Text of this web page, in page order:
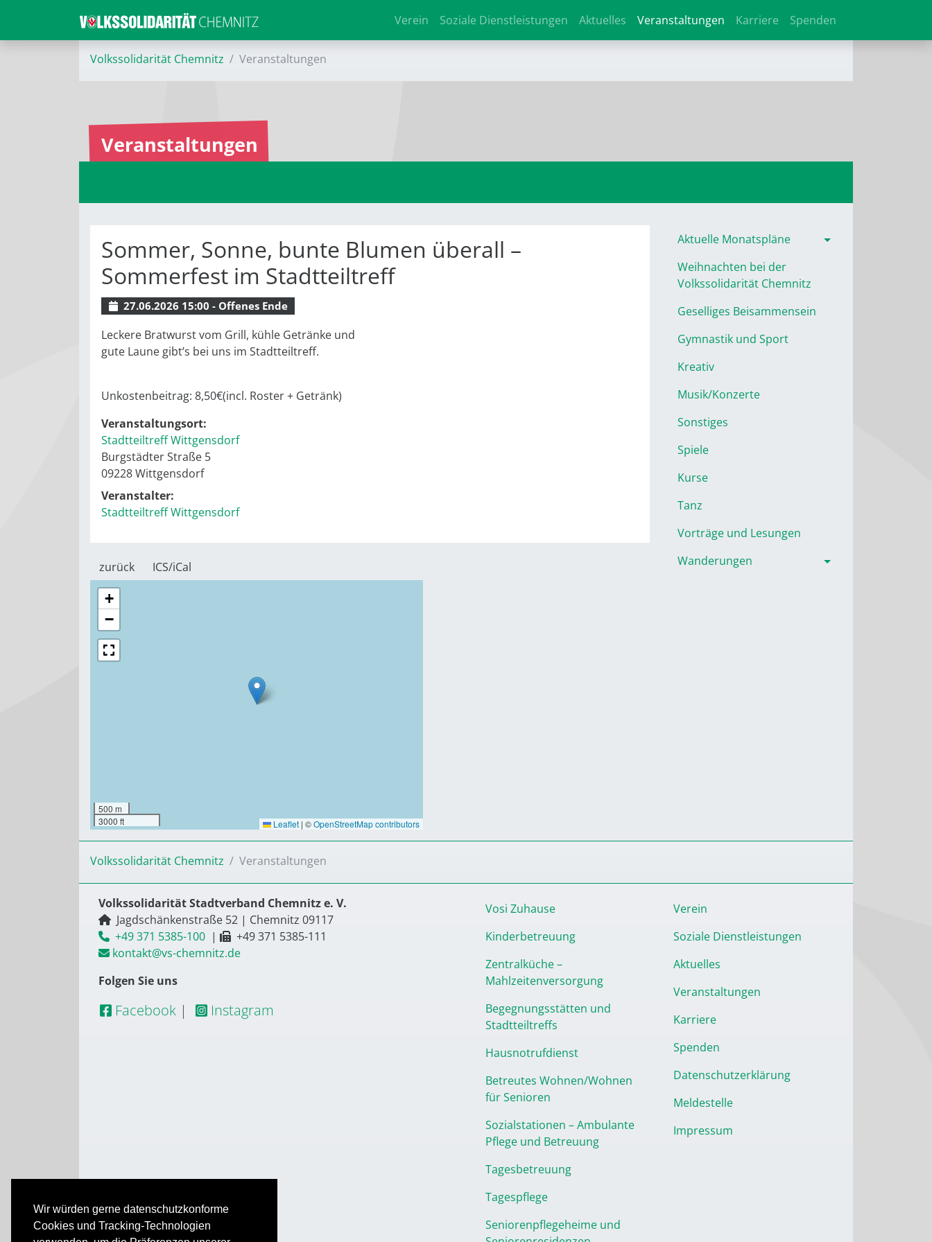
Wir würden gerne datenschutzkonforme
Cookies und Tracking-Technologien
Verein Soziale Dienstleistungen Aktuelles Veranstaltungen Karriere Spenden
Volkssolidarität Chemnitz Veranstaltungen
Veranstaltungen
Aktuelle Monatspläne
Weihnachten bei der
Volkssolidarität Chemnitz
Geselliges Beisammensein
Gymnastik und Sport
Kreativ
Musik/Konzerte
Sonstiges
Spiele
Kurse
Tanz
Vorträge und Lesungen
Wanderungen
Sommer, Sonne, bunte Blumen überall –
Sommerfest im Stadtteiltreff
27.06.2026 15:00 - Offenes Ende
Leckere Bratwurst vom Grill, kühle Getränke und
gute Laune gibt’s bei uns im Stadtteiltreff.
Unkostenbeitrag: 8,50€(incl. Roster + Getränk)
Veranstaltungsort:
Stadtteiltreff Wittgensdorf
Burgstädter Straße 5
09228 Wittgensdorf
Veranstalter:
Stadtteiltreff Wittgensdorf
zurück ICS/iCal
+
−
500 m
3000 ft
Leaflet | ©OpenStreetMap contributors
Volkssolidarität Chemnitz Veranstaltungen
Volkssolidarität Stadtverband Chemnitz e. V.
Jagdschänkenstraße 52 | Chemnitz 09117
+49 371 5385-100 |
+49 371 5385-111
kontakt@vs-chemnitz.de
Folgen Sie uns
Facebook | Instagram
Vosi Zuhause
Kinderbetreuung
Zentralküche –
Mahlzeitenversorgung
Begegnungsstätten und
Stadtteiltreffs
Hausnotrufdienst
Betreutes Wohnen/Wohnen
für Senioren
Sozialstationen – Ambulante
Pflege und Betreuung
Tagesbetreuung
Tagespflege
Seniorenpflegeheime und
Verein
Soziale Dienstleistungen
Aktuelles
Veranstaltungen
Karriere
Spenden
Datenschutzerklärung
Meldestelle
Impressum